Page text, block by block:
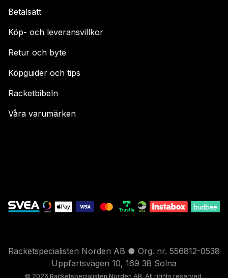
Betalsätt
Köp- och leveransvillkor
Retur och byte
Köpguider och tips
Racketbibeln
Våra varumärken
Racketspecialisten Norden AB ● Org. nr. 556812-0538
Uppfartsvägen 10, 169 38 Solna
© 2026 Racketspecialisten Norden AB. All rights reserved.